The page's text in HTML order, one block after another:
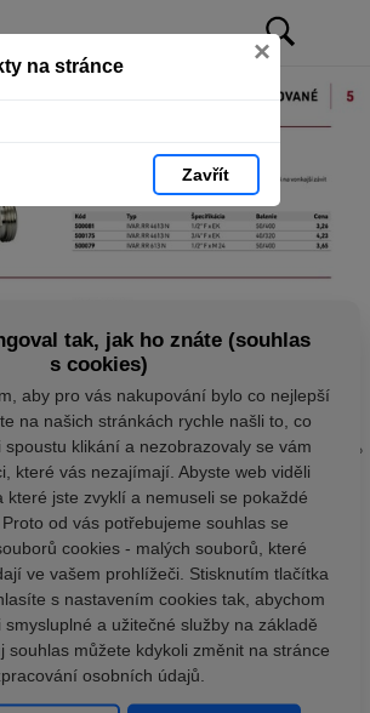
na stránce ×
Zavřít
tak, jak ho znáte (souhlas
s cookies)
aby pro vás nakupování bylo co nejlepší
na našich stránkách rychle našli to, co
spoustu klikání a nezobrazovaly se vám
které vás nezajímají. Abyste web viděli
které jste zvyklí a nemuseli se pokaždé
od vás potřebujeme souhlas se
cookies - malých souborů, které
ve vašem prohlížeči. Stisknutím tlačítka
s nastavením cookies tak, abychom
smysluplné a užitečné služby na základě
souhlas můžete kdykoli změnit na stránce
osobních údajů.